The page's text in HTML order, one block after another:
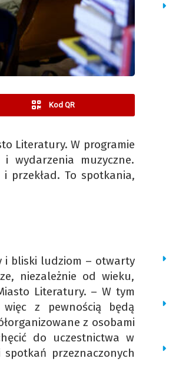
Kod QR
Literatury. W programie
wydarzenia muzyczne.
przekład. To spotkania,
i bliski ludziom – otwarty
niezależnie od wieku,
Literatury. – W tym
więc z pewnością będą
z osobami
do uczestnictwa w
przeznaczonych